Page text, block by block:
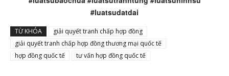
#luatsudatdai
TỪ KHÓA
giải quyết tranh chấp hợp đồng
giải quyết tranh chấp hợp đồng thương mại quốc tế
hợp đồng quốc tế
tư vấn hợp đồng quốc tế